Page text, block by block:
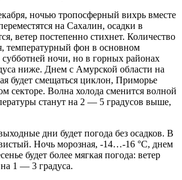
ночью тропосферный вихрь вместе
на Сахалин, осадки в
ветер постепенно стихнет. Количество
температурный фон в основном
субботней ночи, но в горных районах
ниже. Днем с Амурской области на
будет смещаться циклон, Приморье
секторе. Волна холода сменится волной
станут на 2 — 5 градусов выше,
дни будет погода без осадков. В
Ночь морозная, -14…-16 °С, днем
будет более мягкая погода: ветер
на 1 — 3 градуса.